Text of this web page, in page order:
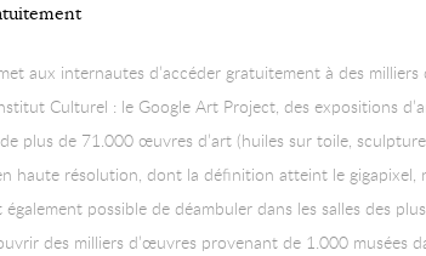
aux internautes d’accéder gratuitement à des
Culturel : le Google Art Project, des expositions
plus de 71.000 œuvres d’art (huiles sur toile,
haute résolution, dont la définition atteint le
possible de déambuler dans les salles des
des milliers d’œuvres provenant de 1.000 musées